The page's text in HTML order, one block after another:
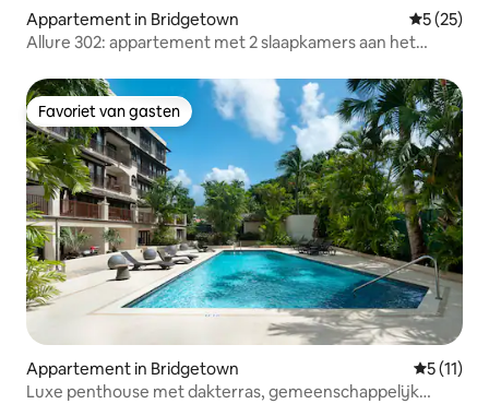
Appartement in Bridgetown
5 (25)
Allure 302: appartement met 2 slaapkamers aan het
Favoriet van gasten
Favoriet van gasten
Appartement in Bridgetown
5 (11)
Luxe penthouse met dakterras, gemeenschappelijk